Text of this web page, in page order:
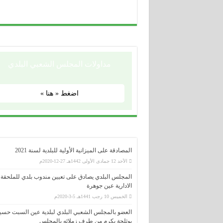
اضغط « هنا »
المصادقة على الميزانية الأولية للبلدية لسنة 2021
الأحد 12 جمادى الأولى 1442هـ 27-12-2020م
المجلس البلدي يصادق على تعيين مندوب بلدي للملحقة
الادارية عين جوهرة
الخميس 10 رجب 1441هـ 5-3-2020م
العضو بالمجلس الشعبي البلدي لبلدية عين السبت
بوثلجة يكرم من طرف زملائه بالمجلس